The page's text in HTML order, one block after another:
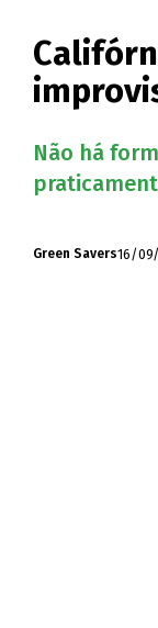
Não há
Green Savers16/09/